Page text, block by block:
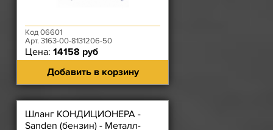
Код 06601
Арт. 3163-00-8131206-50
Цена: 14158 руб
Добавить в корзину
Шланг КОНДИЦИОНЕРА -
Sanden (бензин) - Металл-